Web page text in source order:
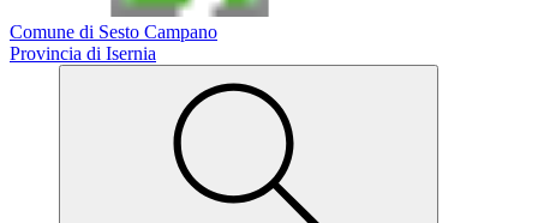
Comune di Sesto Campano
Provincia di Isernia